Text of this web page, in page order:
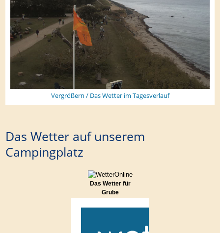
Vergrößern / Das Wetter im Tagesverlauf
Das Wetter auf unserem
Campingplatz
Das Wetter für
Grube